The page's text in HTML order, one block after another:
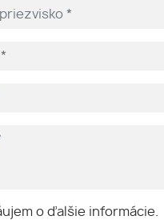
o ďalšie informácie.